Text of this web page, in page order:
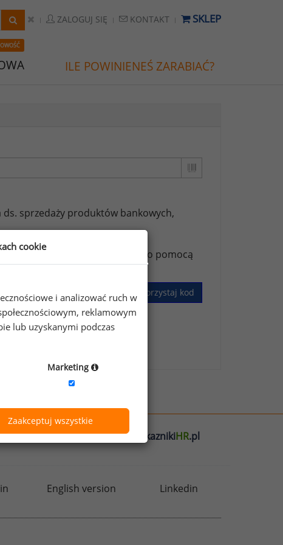
ZALOGUJ SIĘ KONTAKT SKLEP
ILE POWINIENEŚ ZARABIAĆ?
ds. sprzedaży produktów bankowych,
stanowisk możesz za jego pomocą
Wykorzystaj kod
Badaniu Wynagrodzeń
badaniaHR.pl wskaznikiHR.pl
English version Linkedin
cookie
i analizować ruch w
reklamowym
lub uzyskanymi podczas
Marketing
Zaakceptuj wszystkie